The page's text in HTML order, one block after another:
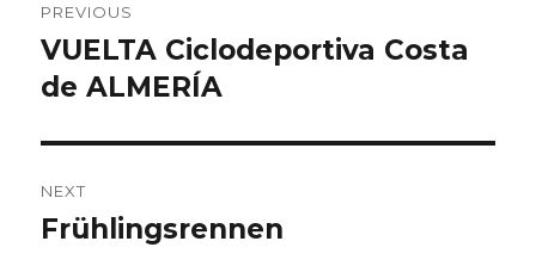
navigation
PREVIOUS
Previous
post:
VUELTA Ciclodeportiva Costa
de ALMERÍA
NEXT
Next
Frühlingsrennen